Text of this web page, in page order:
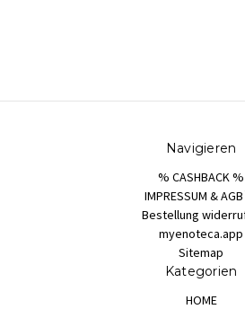
Navigieren
% CASHBACK %
IMPRESSUM &
Bestellung
myenoteca.app
Sitemap
Kategorien
HOME